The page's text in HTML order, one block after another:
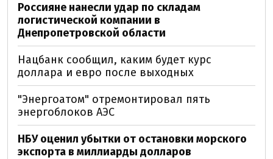
Россияне нанесли удар по складам
логистической компании в
Днепропетровской области
Нацбанк сообщил, каким будет курс
доллара и евро после выходных
"Энергоатом" отремонтировал пять
энергоблоков АЭС
НБУ оценил убытки от остановки морского
экспорта в миллиарды долларов